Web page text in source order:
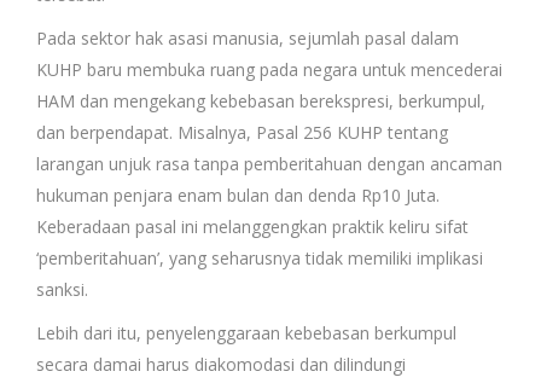
Pada sektor hak asasi manusia, sejumlah pasal dalam
KUHP baru membuka ruang pada negara untuk mencederai
HAM dan mengekang kebebasan berekspresi, berkumpul,
dan berpendapat. Misalnya, Pasal 256 KUHP tentang
larangan unjuk rasa tanpa pemberitahuan dengan ancaman
hukuman penjara enam bulan dan denda Rp10 Juta.
Keberadaan pasal ini melanggengkan praktik keliru sifat
‘pemberitahuan’, yang seharusnya tidak memiliki implikasi
sanksi.
Lebih dari itu, penyelenggaraan kebebasan berkumpul
secara damai harus diakomodasi dan dilindungi